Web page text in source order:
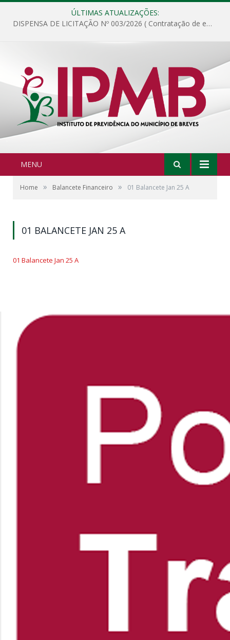
ÚLTIMAS ATUALIZAÇÕES:
DISPENSA DE LICITAÇÃO Nº 003/2026 ( Contratação de empresa para fornecimento de gêneros alimentícios não perecíveis, materiais de expediente, descartáveis, copa e cozinha, para análise e posterior publicação.)
MENU
Home » Balancete Financeiro » 01 Balancete Jan 25 A
01 BALANCETE JAN 25 A
01 Balancete Jan 25 A